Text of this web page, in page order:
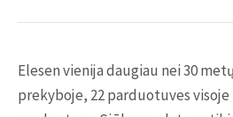
Elesen vienija daugiau nei 30
prekyboje, 22 parduotuves